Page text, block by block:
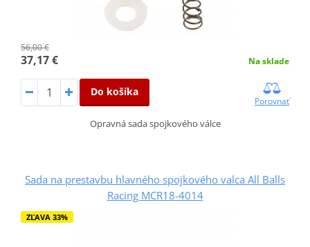
56,00 €
37,17 € Na sklade
Do košíka
Porovnať
Opravná sada spojkového válce
Sada na prestavbu hlavného spojkového valca All Balls
Racing MCR18-4014
ZĽAVA 33%